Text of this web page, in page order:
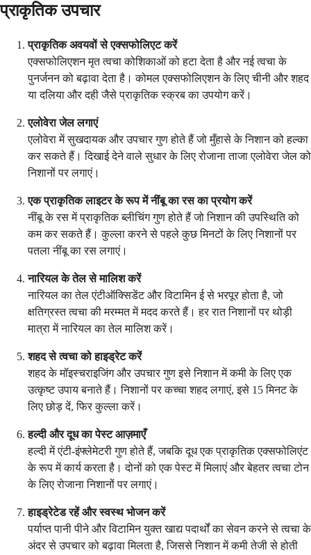
प्राकृतिक उपचार
प्राकृतिक अवयवों से एक्सफोलिएट करें
एक्सफोलिएशन मृत त्वचा कोशिकाओं को हटा देता है और नई त्वचा के
पुनर्जनन को बढ़ावा देता है। कोमल एक्सफोलिएशन के लिए चीनी और शहद
या दलिया और दही जैसे प्राकृतिक स्क्रब का उपयोग करें।
एलोवेरा जेल लगाएं
एलोवेरा में सुखदायक और उपचार गुण होते हैं जो मुँहासे के निशान को हल्का
कर सकते हैं। दिखाई देने वाले सुधार के लिए रोजाना ताजा एलोवेरा जेल को
निशानों पर लगाएं।
एक प्राकृतिक लाइटर के रूप में नींबू का रस का प्रयोग करें
नींबू के रस में प्राकृतिक ब्लीचिंग गुण होते हैं जो निशान की उपस्थिति को
कम कर सकते हैं। कुल्ला करने से पहले कुछ मिनटों के लिए निशानों पर
पतला नींबू का रस लगाएं।
नारियल के तेल से मालिश करें
नारियल का तेल एंटीऑक्सिडेंट और विटामिन ई से भरपूर होता है, जो
क्षतिग्रस्त त्वचा की मरम्मत में मदद करते हैं। हर रात निशानों पर थोड़ी
मात्रा में नारियल का तेल मालिश करें।
शहद से त्वचा को हाइड्रेट करें
शहद के मॉइस्चराइजिंग और उपचार गुण इसे निशान में कमी के लिए एक
उत्कृष्ट उपाय बनाते हैं। निशानों पर कच्चा शहद लगाएं, इसे 15 मिनट के
लिए छोड़ दें, फिर कुल्ला करें।
हल्दी और दूध का पेस्ट आज़माएँ
हल्दी में एंटी-इंफ्लेमेटरी गुण होते हैं, जबकि दूध एक प्राकृतिक एक्सफोलिएंट
के रूप में कार्य करता है। दोनों को एक पेस्ट में मिलाएं और बेहतर त्वचा टोन
के लिए रोजाना निशानों पर लगाएं।
हाइड्रेटेड रहें और स्वस्थ भोजन करें
पर्याप्त पानी पीने और विटामिन युक्त खाद्य पदार्थों का सेवन करने से त्वचा के
अंदर से उपचार को बढ़ावा मिलता है, जिससे निशान में कमी तेजी से होती